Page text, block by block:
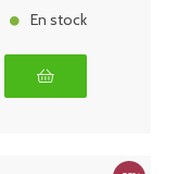
En stock